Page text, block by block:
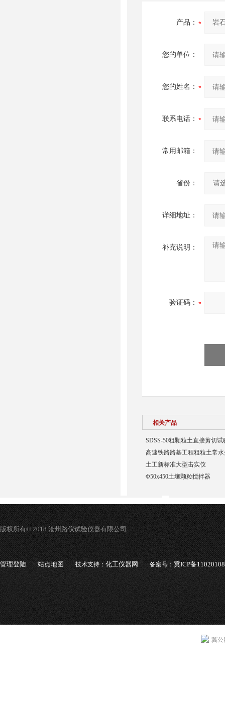
产品：
您的单位：
您的姓名：
联系电话：
常用邮箱：
省份：
详细地址：
补充说明：
验证码：
相关产品
SDSS-50粗颗粒土直接剪切试
高速铁路路基工程粗粒土常
土工新标准大型击实仪
Φ50x450土壤颗粒搅拌器
版权所有© 2018 沧州路仪试验仪器有限公司
管理登陆 站点地图 技术支持：化工仪器网 备案号：冀ICP备
冀公